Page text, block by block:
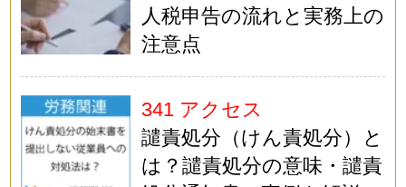
人税申告の流れと実務上の
注意点
341 アクセス
譴責処分（けん責処分）と
は？譴責処分の意味・譴責